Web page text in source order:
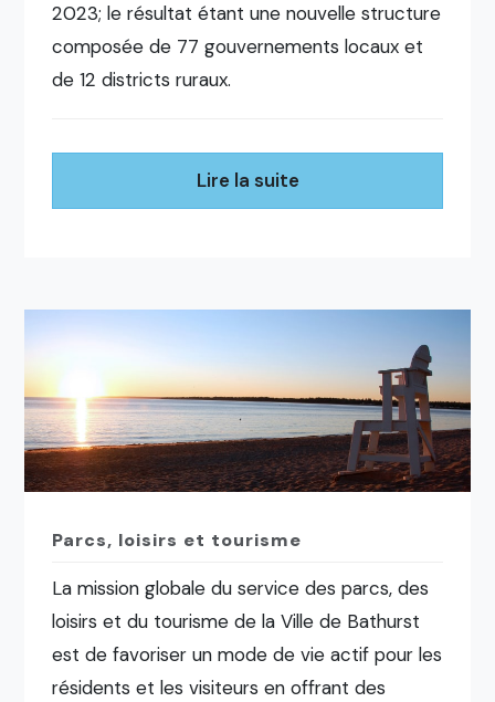
2023; le résultat étant une nouvelle structure
composée de 77 gouvernements locaux et
de 12 districts ruraux.
Lire la suite
Parcs, loisirs et tourisme
La mission globale du service des parcs, des
loisirs et du tourisme de la Ville de Bathurst
est de favoriser un mode de vie actif pour les
résidents et les visiteurs en offrant des